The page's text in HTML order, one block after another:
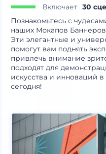
Включает 30
Познакомьтесь с
наших Мокапов
Эти элегантные и
помогут вам поднять
привлечь внимание
подходят для
искусства и инноваций
сегодня!